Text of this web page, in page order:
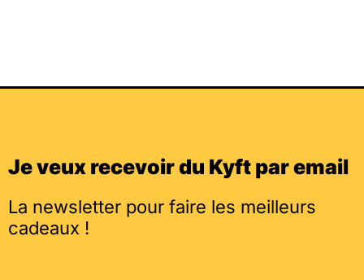
Je veux recevoir du Kyft par email
La newsletter pour faire les meilleurs
cadeaux !